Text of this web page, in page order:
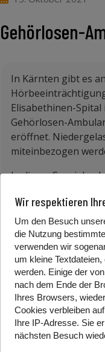
Gehörlosen-
In Kärnten gibt es
Elisabethinen-
Gehörlosen-
eröffnet.
miteinbezogen
In dieser
Hilfestellung zu
ermöglicht
über
Auch die bessere
Patient*innen und
barrierefreier. Dies
beitragen
Das Angebot soll
Netzwerks noch
neben dem
Wir respektieren
Um den Besuch
die Nutzung
verwenden wir
um kleine
werden. Einige der
nach dem Ende der
Ihres Browsers,
Cookies verbleiben
Ihre IP-Adresse. Sie
nächsten Besuch